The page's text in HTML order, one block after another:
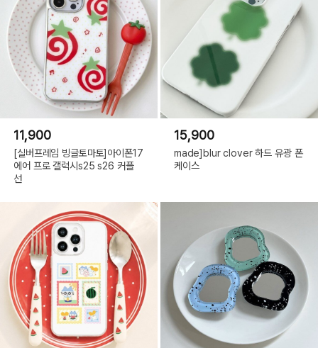
11,900
[실버프레임 빙글토마토]아이폰17
에어 프로 갤럭시s25 s26 커플
선
15,900
made]blur clover 하드 유광 폰
케이스